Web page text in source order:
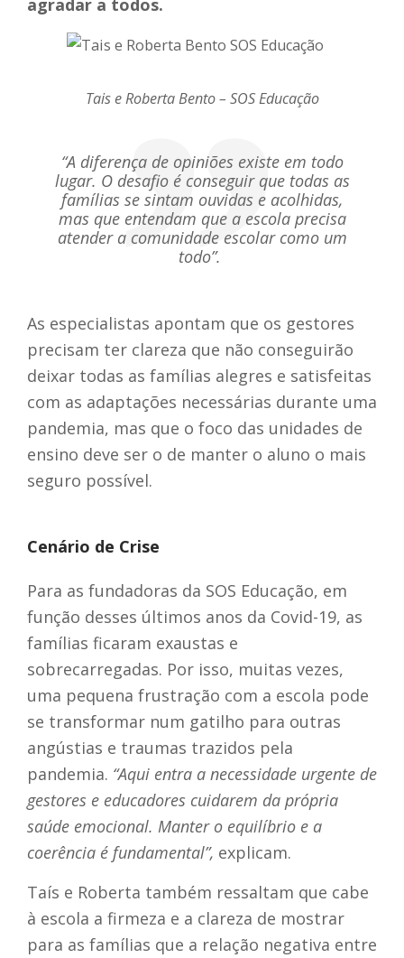
agradar a todos.
Tais e Roberta Bento – SOS Educação
“A diferença de opiniões existe em todo
lugar. O desafio é conseguir que todas as
famílias se sintam ouvidas e acolhidas,
mas que entendam que a escola precisa
atender a comunidade escolar como um
todo”.
As especialistas apontam que os gestores
precisam ter clareza que não conseguirão
deixar todas as famílias alegres e satisfeitas
com as adaptações necessárias durante uma
pandemia, mas que o foco das unidades de
ensino deve ser o de manter o aluno o mais
seguro possível.
Cenário de Crise
Para as fundadoras da SOS Educação, em
função desses últimos anos da Covid-19, as
famílias ficaram exaustas e
sobrecarregadas. Por isso, muitas vezes,
uma pequena frustração com a escola pode
se transformar num gatilho para outras
angústias e traumas trazidos pela
pandemia. “Aqui entra a necessidade urgente de
gestores e educadores cuidarem da própria
saúde emocional. Manter o equilíbrio e a
coerência é fundamental”, explicam.
Taís e Roberta também ressaltam que cabe
à escola a firmeza e a clareza de mostrar
para as famílias que a relação negativa entre